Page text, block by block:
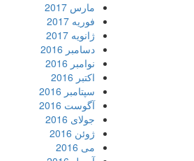
مارس 2017
فوریه 2017
ژانویه 2017
دسامبر 2016
نوامبر 2016
اکتبر 2016
سپتامبر 2016
آگوست 2016
جولای 2016
ژوئن 2016
می 2016